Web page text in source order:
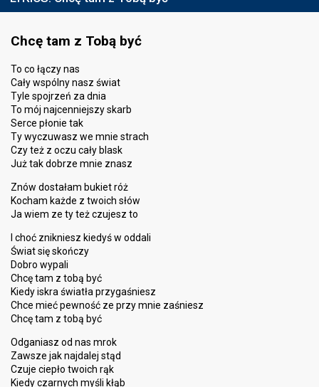
Chcę tam z Tobą być
To co łączy nas
Cały wspólny nasz świat
Tyle spojrzeń za dnia
To mój najcenniejszy skarb
Serce płonie tak
Ty wyczuwasz we mnie strach
Czy też z oczu cały blask
Już tak dobrze mnie znasz
Znów dostałam bukiet róż
Kocham każde z twoich słów
Ja wiem ze ty też czujesz to
I choć znikniesz kiedyś w oddali
Świat się skończy
Dobro wypali
Chcę tam z tobą być
Kiedy iskra światła przygaśniesz
Chce mieć pewność ze przy mnie zaśniesz
Chcę tam z tobą być
Odganiasz od nas mrok
Zawsze jak najdalej stąd
Czuje ciepło twoich rąk
Kiedy czarnych myśli kłąb